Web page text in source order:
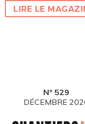
LIRE LE
N° 529
DÉCEMBRE